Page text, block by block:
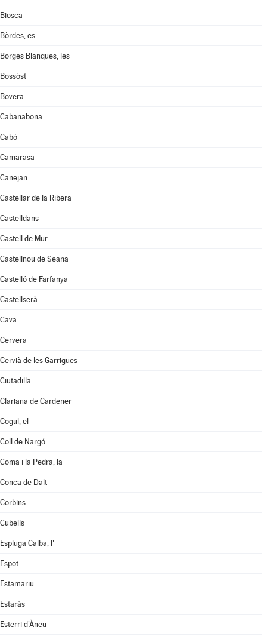
Biosca
Bòrdes, es
Borges Blanques, les
Bossòst
Bovera
Cabanabona
Cabó
Camarasa
Canejan
Castellar de la Ribera
Castelldans
Castell de Mur
Castellnou de Seana
Castelló de Farfanya
Castellserà
Cava
Cervera
Cervià de les Garrigues
Ciutadilla
Clariana de Cardener
Cogul, el
Coll de Nargó
Coma i la Pedra, la
Conca de Dalt
Corbins
Cubells
Espluga Calba, l'
Espot
Estamariu
Estaràs
Esterri d'Àneu